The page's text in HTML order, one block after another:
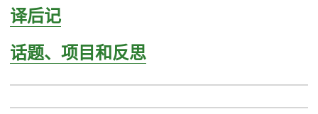
译后记
话题、项目和反思